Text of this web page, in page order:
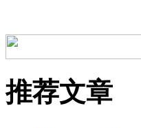
推荐文章